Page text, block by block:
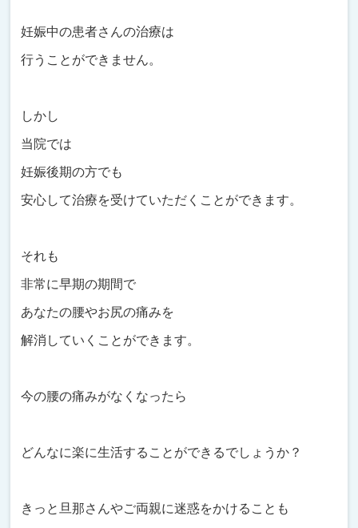
妊娠中の患者さんの治療は
行うことができません。
しかし
当院では
妊娠後期の方でも
安心して治療を受けていただくことができます。
それも
非常に早期の期間で
あなたの腰やお尻の痛みを
解消していくことができます。
今の腰の痛みがなくなったら
どんなに楽に生活することができるでしょうか？
きっと旦那さんやご両親に迷惑をかけることも